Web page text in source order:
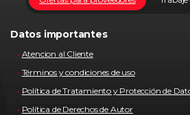
Datos importantes
Atencion al Cliente
Términos y condiciones de uso
Política de Tratamiento y Protección de
Política de Derechos de Autor